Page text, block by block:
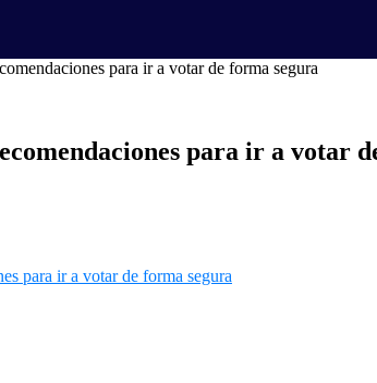
para ir a votar de forma segura
para ir a votar